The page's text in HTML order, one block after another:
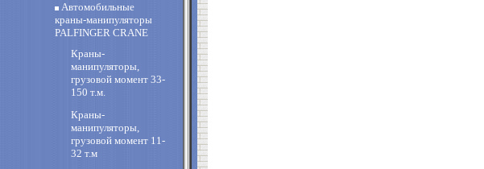
Автомобильные
краны-манипуляторы
PALFINGER CRANE
Краны-
манипуляторы,
грузовой момент 33-
150 т.м.
Краны-
манипуляторы,
грузовой момент 11-
32 т.м